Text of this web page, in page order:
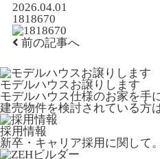
2026.04.01
1818670
前の記事へ
モデルハウスお譲りします
モデルハウス仕様のお家を手
建売物件を検討されている方
採用情報
新卒・キャリア採用に関して。